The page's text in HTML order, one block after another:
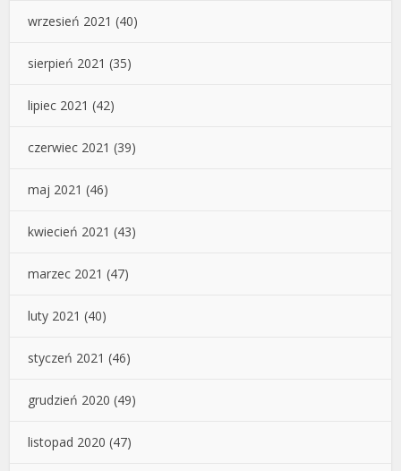
wrzesień 2021 (40)
sierpień 2021 (35)
lipiec 2021 (42)
czerwiec 2021 (39)
maj 2021 (46)
kwiecień 2021 (43)
marzec 2021 (47)
luty 2021 (40)
styczeń 2021 (46)
grudzień 2020 (49)
listopad 2020 (47)